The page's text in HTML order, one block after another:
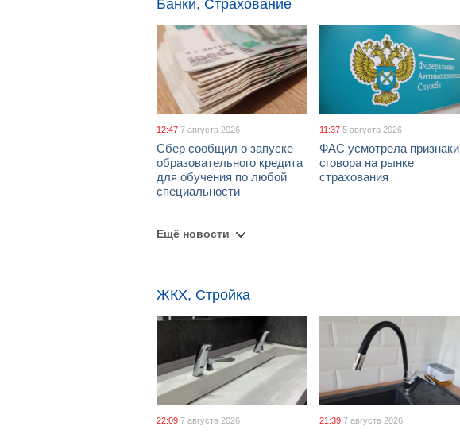
Банки, Страхование
12:47 7 августа 2026
Сбер сообщил о запуске
образовательного кредита
для обучения по любой
специальности
11:37 5 августа 2026
ФАС усмотрела признаки
сговора на рынке
страхования
Ещё новости
ЖКХ, Стройка
22:09 7 августа 2026 21:39 7 августа 2026